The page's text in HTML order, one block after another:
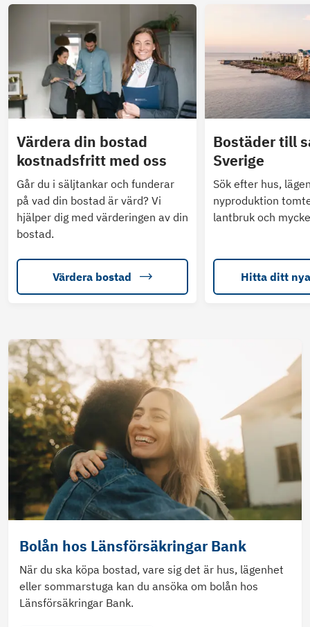
Värdera din bostad
kostnadsfritt med oss
Går du i säljtankar och funderar
på vad din bostad är värd? Vi
hjälper dig med värderingen av din
bostad.
Värdera bostad
Bostäder till
Sverige
Sök efter hus,
nyproduktion
lantbruk och
Hitta ditt
Bolån hos Länsförsäkringar Bank
När du ska köpa bostad, vare sig det är hus, lägenhet
eller sommarstuga kan du ansöka om bolån hos
Länsförsäkringar Bank.